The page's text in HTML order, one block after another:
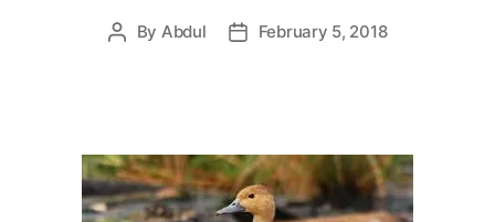
Post
By Abdul
PostFebruary 5, 2018